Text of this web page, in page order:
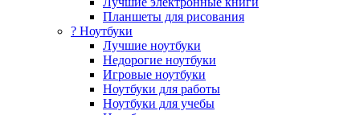
Планшеты для рисования
? Ноутбуки
Лучшие ноутбуки
Недорогие ноутбуки
Игровые ноутбуки
Ноутбуки для работы
Ноутбуки для учебы